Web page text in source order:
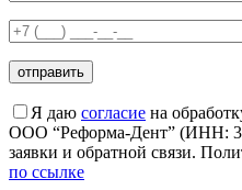
Я даю согласие на
ООО “Реформа-Дент” (ИНН:
заявки и обратной связи.
по ссылке